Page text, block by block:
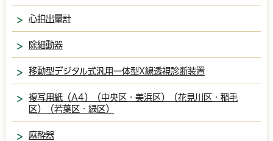
心拍出量計
除細動器
移動型デジタル式汎用一体型X線透視診断装置
複写用紙（A4）（中央区・美浜区）（花見川区・稲毛
区）（若葉区・緑区）
麻酔器